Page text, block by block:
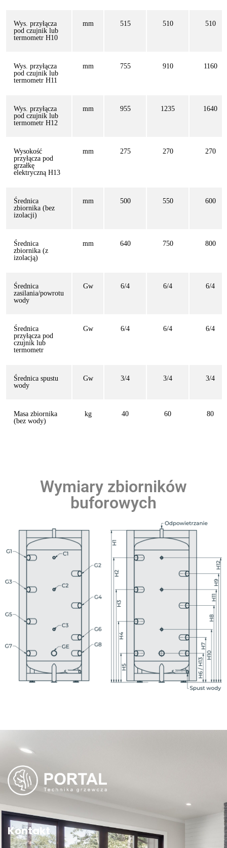
Wys. przyłącza
pod czujnik lub
termometr H10
mm 515 510 510
Wys. przyłącza
pod czujnik lub
termometr H11
mm 755 910 1160
Wys. przyłącza
pod czujnik lub
termometr H12
mm 955 1235 1640
Wysokość
przyłącza pod
grzałkę
elektryczną H13
mm 275 270 270
Średnica
zbiornika (bez
izolacji)
mm 500 550 600
Średnica
zbiornika (z
izolacją)
mm 640 750 800
Średnica
zasilania/powrotu
wody
Gw 6/4 6/4 6/4
Średnica
przyłącza pod
czujnik lub
termometr
Gw 6/4 6/4 6/4
Średnica spustu
wody
Gw 3/4 3/4 3/4
Masa zbiornika
(bez wody)
kg 40 60 80
Wymiary zbiorników
buforowych
Kontakt